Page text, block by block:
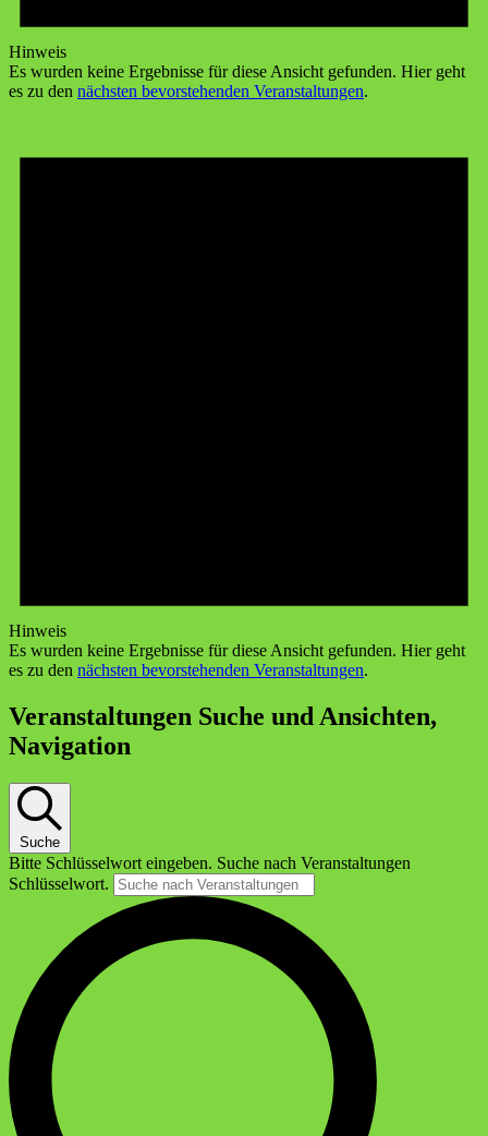
Hinweis
Es wurden keine Ergebnisse für diese Ansicht gefunden. Hier geht
es zu den nächsten bevorstehenden Veranstaltungen.
Hinweis
Es wurden keine Ergebnisse für diese Ansicht gefunden. Hier geht
es zu den nächsten bevorstehenden Veranstaltungen.
Veranstaltungen Suche und Ansichten,
Navigation
Suche
Bitte Schlüsselwort eingeben. Suche nach Veranstaltungen
Schlüsselwort.